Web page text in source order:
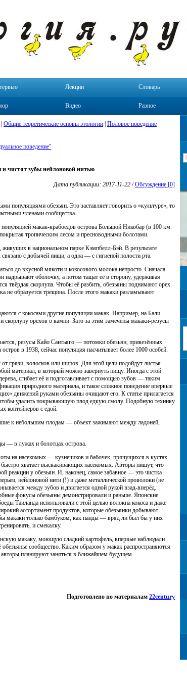
Лекции Словарь
Видео Разное
Общие теоретические основы этологии Половое поведение
поведение"
чистят зубы нейлоновой нитью
Дата публикации: 2017-11-22 /Обсуждение [0]
популяциями обезьян. Это заставляет говорить о «культуре», то
членами сообщества.
макак-крабоедов острова Большой Никобар (в 100 км
тропическим лесом и пресноводными болотами.
в национальном парке Кэмпбелл-Бэй. В результате
с добычей пищи, а одна — с гигиеной полости рта.
до вкусной мякоти и кокосового молока непросто. Сначала
надрывают оболочку, а потом тащат её в сторону, удерживая
твёрдая скорлупа. Чтобы её разбить, обезьяны поднимают орех
не образуется трещина. После этого макаки разламывают
с кокосами другие популяции макак. Например, на Бали
орехов о камни. Зато за этим замечены макаки-резусы
резусы Кайо Сантьяго — потомки обезьян, привезённых
в 1938, сейчас популяция насчитывает более 1000 особей.
грязи, волосков или шипов. Для этой цели подойдут листья
материал, в который можно завернуть пищу. Иногда с этой
сгибает её и подготавливает с помощью зубов — таким
природного материала, и такое сложное поведение впервые
движений руками обезьяны очищают его. К статье прилагается
удалить покрывающую плод едкую смолу. Подобную технику
контейнеров с едой.
к небольшим плодам — объект зажимают между ладоней,
— в лужах и болотцах острова.
на насекомых — кузнечиков и бабочек, прячущихся в кустах.
хватает выскакивающих насекомых. Авторы пишут, что
реакции у обезьян. И, наконец, самое забавное — это чистка
нейлоновой нити (!) и даже металлической проволоки (не
между зубов и двигается одной рукой взад-вперёд.
фокусы обезьяны демонстрировали и раньше. Японские
Таиланда использовали с этой целью волокна кокоса и даже
ассортимент продуктов, которые обезьянки добывают
макаки только бамбуком, как панды — вряд ли был бы у них
и смекалку.
макаку, моющую сладкий картофель, впервые наблюдали
сообщество. Каким образом у макак распространяются
планируют заняться в ближайшем будущем.
Подготовлено по материалам 22century